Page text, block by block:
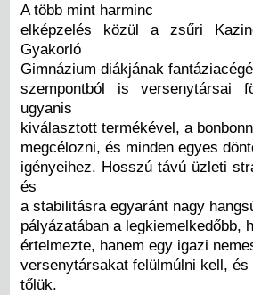
A több mint harminc
elképzelés közül a zsűri
Gyakorló
Gimnázium diákjának
szempontból is versenytársai
ugyanis
kiválasztott termékével, a
megcélozni, és minden egyes
igényeihez. Hosszú távú üzleti
és
a stabilitásra egyaránt nagy
pályázatában a legkiemelkedőbb,
értelmezte, hanem egy igazi
versenytársakat felülmúlni kell, és
tőlük.